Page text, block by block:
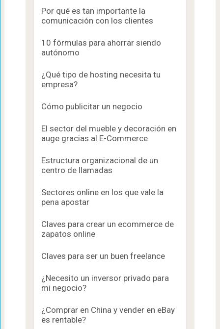
Por qué es tan importante la
comunicación con los clientes
10 fórmulas para ahorrar siendo
autónomo
¿Qué tipo de hosting necesita tu
empresa?
Cómo publicitar un negocio
El sector del mueble y decoración en
auge gracias al E-Commerce
Estructura organizacional de un
centro de llamadas
Sectores online en los que vale la
pena apostar
Claves para crear un ecommerce de
zapatos online
Claves para ser un buen freelance
¿Necesito un inversor privado para
mi negocio?
¿Comprar en China y vender en eBay
es rentable?